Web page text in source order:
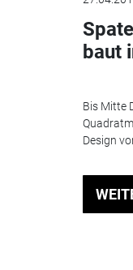
baut
Bis Mitte
Design